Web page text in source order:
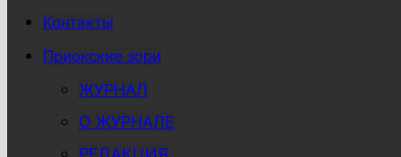
Контакты
Приокские зори
ЖУРНАЛ
О ЖУРНАЛЕ